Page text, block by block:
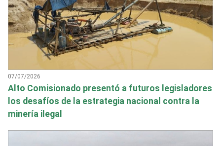
07/07/2026
Alto Comisionado presentó a futuros legisladores
los desafíos de la estrategia nacional contra la
minería ilegal